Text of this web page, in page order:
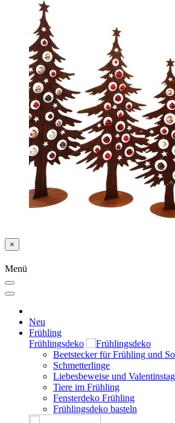
×
Menü
Neu
Frühling
Frühlingsdeko
Beetstecker für Frühling und
Schmetterlinge
Liebesbeweise und Valentinstag
Tiere im Frühling
Fensterdeko Frühling
Frühlingsdeko basteln